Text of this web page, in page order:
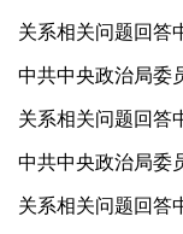
关系相关问题回答
中共中央政治局委
关系相关问题回答
中共中央政治局委
关系相关问题回答